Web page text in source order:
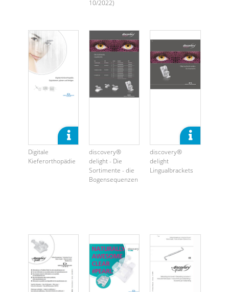
10/2022)
Digitale
Kieferorthopädie
discovery®
delight - Die
Sortimente - die
Bogensequenzen
discovery®
delight
Lingualbrackets